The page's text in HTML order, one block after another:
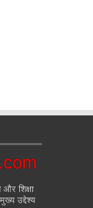
और शिक्षा
उद्देश्य